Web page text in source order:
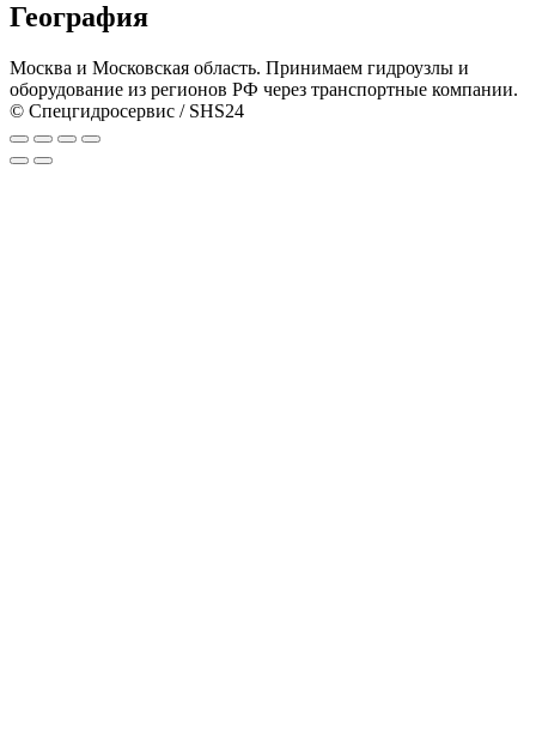
География
Москва и Московская область. Принимаем гидроузлы и
оборудование из регионов РФ через транспортные компании.
© Спецгидросервис / SHS24